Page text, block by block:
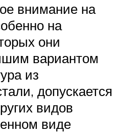
внимание на
на
они
вариантом
из
допускается
видов
виде